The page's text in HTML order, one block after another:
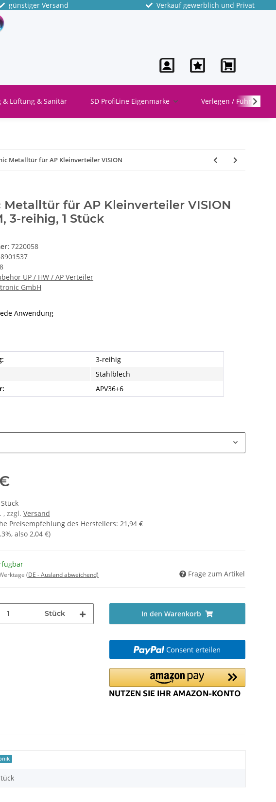
günstiger Versand Verkauf gewerblich und Privat
& Lüftung & Sanitär SD ProfiLine Eigenmarke Verlegen / Führen
Metalltür für AP Kleinverteiler VISION
für AP Kleinverteiler VISION
3-reihig, 1 Stück
7220058
UP / HW / AP Verteiler
GmbH
Anwendung
3-reihig
Stahlblech
APV36+6
, zzgl. Versand
Preisempfehlung des Herstellers: 21,94 €
, also 2,04 €)
(DE - Ausland abweichend) Frage zum Artikel
Stück In den Warenkorb
Consent erteilen